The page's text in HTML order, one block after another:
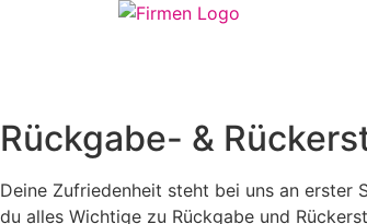
Rückgabe- &
Deine Zufriedenheit steht bei uns an erster
du alles Wichtige zu Rückgabe und